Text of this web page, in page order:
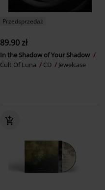
Przedsprzedaż
89.90 zł
In the Shadow of Your Shadow
Cult Of Luna
CD Jewelcase